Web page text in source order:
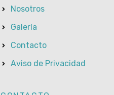
Nosotros
Galería
Contacto
Aviso de Privacidad